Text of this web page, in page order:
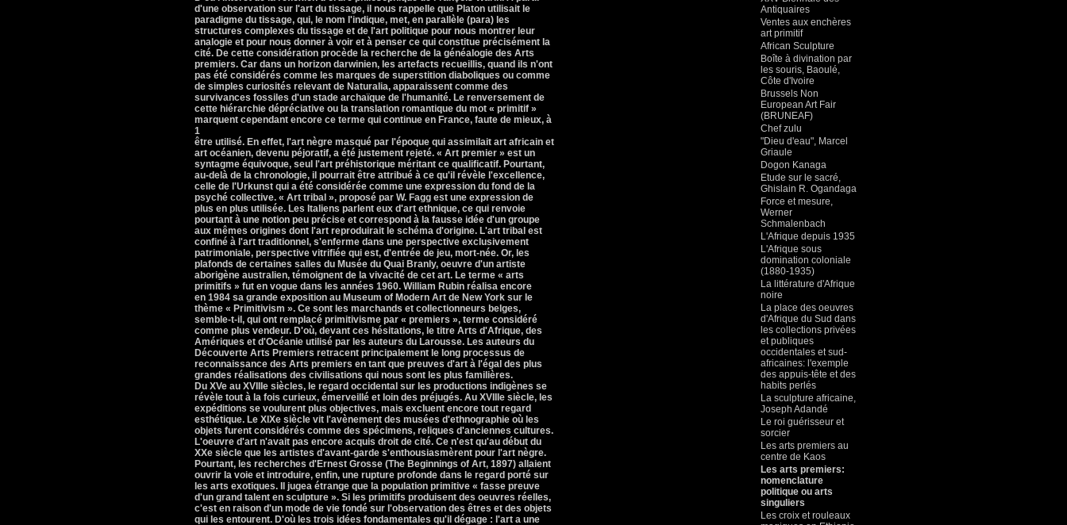
d'une observation sur l'art du tissage, il nous rappelle que Platon utilisait le
paradigme du tissage, qui, le nom l'indique, met, en parallèle (para) les
structures complexes du tissage et de l'art politique pour nous montrer leur
analogie et pour nous donner à voir et à penser ce qui constitue précisément la
cité. De cette considération procède la recherche de la généalogie des Arts
premiers. Car dans un horizon darwinien, les artefacts recueillis, quand ils n'ont
pas été considérés comme les marques de superstition diaboliques ou comme
de simples curiosités relevant de Naturalia, apparaissent comme des
survivances fossiles d'un stade archaïque de l'humanité. Le renversement de
cette hiérarchie dépréciative ou la translation romantique du mot « primitif »
marquent cependant encore ce terme qui continue en France, faute de mieux, à
1
être utilisé. En effet, l'art nègre masqué par l'époque qui assimilait art africain et
art océanien, devenu péjoratif, a été justement rejeté. « Art premier » est un
syntagme équivoque, seul l'art préhistorique méritant ce qualificatif. Pourtant,
au-delà de la chronologie, il pourrait être attribué à ce qu'il révèle l'excellence,
celle de l'Urkunst qui a été considérée comme une expression du fond de la
psyché collective. « Art tribal », proposé par W. Fagg est une expression de
plus en plus utilisée. Les Italiens parlent eux d'art ethnique, ce qui renvoie
pourtant à une notion peu précise et correspond à la fausse idée d'un groupe
aux mêmes origines dont l'art reproduirait le schéma d'origine. L'art tribal est
confiné à l'art traditionnel, s'enferme dans une perspective exclusivement
patrimoniale, perspective vitrifiée qui est, d'entrée de jeu, mort-née. Or, les
plafonds de certaines salles du Musée du Quai Branly, oeuvre d'un artiste
aborigène australien, témoignent de la vivacité de cet art. Le terme « arts
primitifs » fut en vogue dans les années 1960. William Rubin réalisa encore
en 1984 sa grande exposition au Museum of Modern Art de New York sur le
thème « Primitivism ». Ce sont les marchands et collectionneurs belges,
semble-t-il, qui ont remplacé primitivisme par « premiers », terme considéré
comme plus vendeur. D'où, devant ces hésitations, le titre Arts d'Afrique, des
Amériques et d'Océanie utilisé par les auteurs du Larousse. Les auteurs du
Découverte Arts Premiers retracent principalement le long processus de
reconnaissance des Arts premiers en tant que preuves d'art à l'égal des plus
grandes réalisations des civilisations qui nous sont les plus familières.
Du XVe au XVIIIe siècles, le regard occidental sur les productions indigènes se
révèle tout à la fois curieux, émerveillé et loin des préjugés. Au XVIIIe siècle, les
expéditions se voulurent plus objectives, mais excluent encore tout regard
esthétique. Le XIXe siècle vit l'avènement des musées d'ethnographie où les
objets furent considérés comme des spécimens, reliques d'anciennes cultures.
L'oeuvre d'art n'avait pas encore acquis droit de cité. Ce n'est qu'au début du
XXe siècle que les artistes d'avant-garde s'enthousiasmèrent pour l'art nègre.
Pourtant, les recherches d'Ernest Grosse (The Beginnings of Art, 1897) allaient
ouvrir la voie et introduire, enfin, une rupture profonde dans le regard porté sur
les arts exotiques. Il jugea étrange que la population primitive « fasse preuve
d'un grand talent en sculpture ». Si les primitifs produisent des oeuvres réelles,
c'est en raison d'un mode de vie fondé sur l'observation des êtres et des objets
qui les entourent. D'où les trois idées fondamentales qu'il dégage : l'art a une
Antiquaires
Ventes aux enchères
art primitif
African Sculpture
Boîte à divination par
les souris, Baoulé,
Côte d'Ivoire
Brussels Non
European Art Fair
(BRUNEAF)
Chef zulu
"Dieu d'eau", Marcel
Griaule
Dogon Kanaga
Etude sur le sacré,
Ghislain R. Ogandaga
Force et mesure,
Werner
Schmalenbach
L'Afrique depuis 1935
L'Afrique sous
domination coloniale
(1880-1935)
La littérature d'Afrique
noire
La place des oeuvres
d'Afrique du Sud dans
les collections privées
et publiques
occidentales et sud-
africaines: l'exemple
des appuis-tête et des
habits perlés
La sculpture africaine,
Joseph Adandé
Le roi guérisseur et
sorcier
Les arts premiers au
centre de Kaos
Les arts premiers:
nomenclature
politique ou arts
singuliers
Les croix et rouleaux